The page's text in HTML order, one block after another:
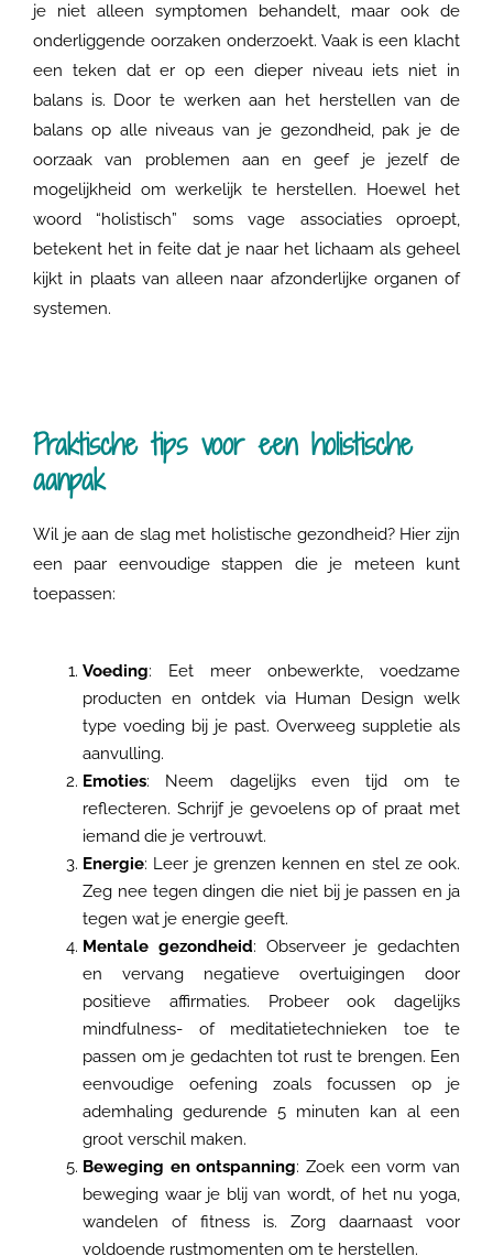
je niet alleen symptomen behandelt, maar ook de
onderliggende oorzaken onderzoekt. Vaak is een klacht
een teken dat er op een dieper niveau iets niet in
balans is. Door te werken aan het herstellen van de
balans op alle niveaus van je gezondheid, pak je de
oorzaak van problemen aan en geef je jezelf de
mogelijkheid om werkelijk te herstellen. Hoewel het
woord “holistisch” soms vage associaties oproept,
betekent het in feite dat je naar het lichaam als geheel
kijkt in plaats van alleen naar afzonderlijke organen of
systemen.
Praktische tips voor een holistische
aanpak
Wil je aan de slag met holistische gezondheid? Hier zijn
een paar eenvoudige stappen die je meteen kunt
toepassen:
Voeding: Eet meer onbewerkte, voedzame
producten en ontdek via Human Design welk
type voeding bij je past. Overweeg suppletie als
aanvulling.
Emoties: Neem dagelijks even tijd om te
reflecteren. Schrijf je gevoelens op of praat met
iemand die je vertrouwt.
Energie: Leer je grenzen kennen en stel ze ook.
Zeg nee tegen dingen die niet bij je passen en ja
tegen wat je energie geeft.
Mentale gezondheid: Observeer je gedachten
en vervang negatieve overtuigingen door
positieve affirmaties. Probeer ook dagelijks
mindfulness- of meditatietechnieken toe te
passen om je gedachten tot rust te brengen. Een
eenvoudige oefening zoals focussen op je
ademhaling gedurende 5 minuten kan al een
groot verschil maken.
Beweging en ontspanning: Zoek een vorm van
beweging waar je blij van wordt, of het nu yoga,
wandelen of fitness is. Zorg daarnaast voor
voldoende rustmomenten om te herstellen.